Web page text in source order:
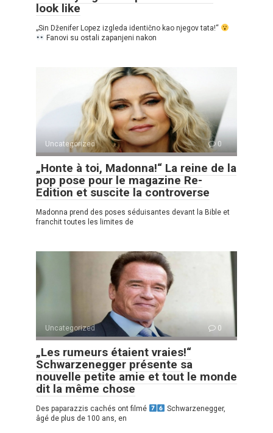
look like
„Sin Dženifer Lopez izgleda identično kao njegov tata!“
Fanovi su ostali zapanjeni nakon
Uncategorized 0
„Honte à toi, Madonna!“ La reine de la
pop pose pour le magazine Re-
Edition et suscite la controverse
Madonna prend des poses séduisantes devant la Bible et
franchit toutes les limites de
Uncategorized 0
„Les rumeurs étaient vraies!“
Schwarzenegger présente sa
nouvelle petite amie et tout le monde
dit la même chose
Des paparazzis cachés ont filmé
Schwarzenegger,
âgé de plus de 100 ans, en